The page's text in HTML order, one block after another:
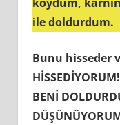
ile doldurdum.
Bunu hisseder
BENİ